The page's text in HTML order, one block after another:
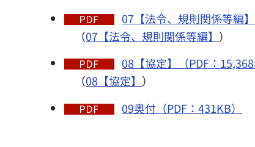
07【法令、規則関係等編】
（07【法令、規則関係等編】 ）
08【協定】（PDF：
（08【協定】 ）
09奥付（PDF：431KB）